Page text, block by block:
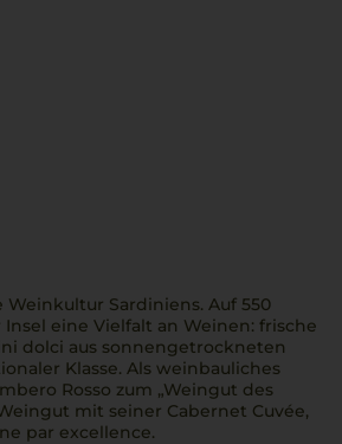
Sardiniens. Auf 550
eine Vielfalt an Weinen: frische
dolci aus sonnengetrockneten
Klasse. Als weinbauliches
Rosso zum „Weingut des
mit seiner Cabernet Cuvée,
par excellence.